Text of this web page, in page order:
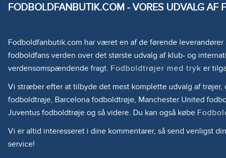
FODBOLDFANBUTIK.COM - VORES UDVALG
Fodboldfanbutik.com har været en af de førende
fodboldfans verden over det største udvalg af klub- og
verdensomspændende fragt. Fodboldtrøjer med tryk er
Vi stræber efter at tilbyde det mest komplette udvalg af
fodboldtrøje, Barcelona fodboldtrøje, Manchester United
Juventus fodboldtrøje og så videre. Du kan også købe
Vi er altid interesseret i dine kommentarer, så send venligst
service!